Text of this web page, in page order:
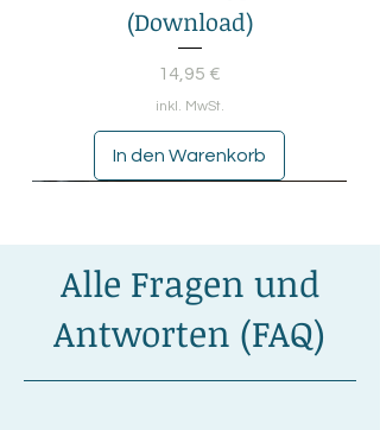
umgehen – Kritikfähigkeit
stärken mit Hypnose
(Download)
inkl. MwSt.
Alle Fragen und